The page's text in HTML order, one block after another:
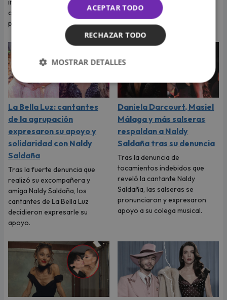
imaginar su boda, pero el
cantante tenía otros planes
para ese viaje.
musical de La Bella Luz, Naldy
Saldaña habló con Magaly
Medina y le contó todo.
La Bella Luz: cantantes
de la agrupación
expresaron su apoyo y
solidaridad con Naldy
Saldaña
Tras la fuerte denuncia que
realizó su excompañera y
amiga Naldy Saldaña, los
cantantes de La Bella Luz
decidieron expresarle su
apoyo.
Daniela Darcourt, Masiel
Málaga y más salseras
respaldan a Naldy
Saldaña tras su denuncia
Tras la denuncia de
tocamientos indebidos que
reveló la cantante Naldy
Saldaña, las salseras se
pronunciaron y expresaron
apoyo a su colega musical.
ACEPTAR TODO
RECHAZAR TODO
MOSTRAR DETALLES